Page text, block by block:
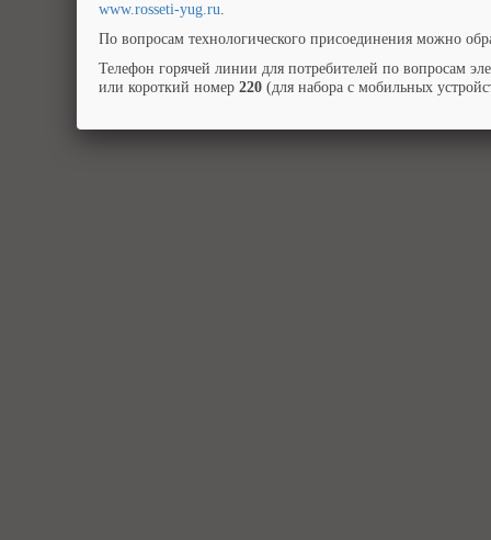
www.rosseti-yug.ru.
По вопросам технологического присоединения можно
Телефон горячей линии для потребителей по вопросам
или короткий номер 220 (для набора с мобильных